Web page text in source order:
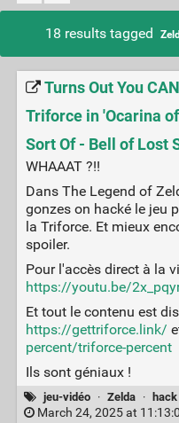
18 results tagged
Turns Out You
Triforce in 'Ocarina
Sort Of - Bell of Lost
WHAAAT ?!!
Dans The Legend of
gonzes on hacké le jeu
la Triforce. Et mieux
spoiler.
Pour l'accès direct à la
https://youtu.be/
Et tout le contenu est
https://gettriforce.link/
percent/triforce-percent
Ils sont géniaux !
jeu-vidéo · Zelda · hack
March 24, 2025 at